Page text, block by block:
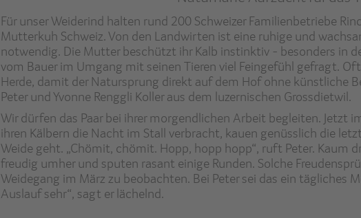
Für unser Weiderind halten rund 200 Schweizer Familienbetriebe
Mutterkuh Schweiz. Von den Landwirten ist eine ruhige und
notwendig. Die Mutter beschützt ihr Kalb instinktiv - besonders in
vom Bauer im Umgang mit seinen Tieren viel Feingefühl gefragt.
Herde, damit der Natursprung direkt auf dem Hof ohne künstliche
Peter und Yvonne Renggli Koller aus dem luzernischen Grossdietwil.
Wir dürfen das Paar bei ihrer morgendlichen Arbeit begleiten. Jetzt
ihren Kälbern die Nacht im Stall verbracht, kauen genüsslich die
Weide geht. „Chömit, chömit. Hopp, hopp hopp“, ruft Peter. Kaum
freudig umher und sputen rasant einige Runden. Solche
Weidegang im März zu beobachten. Bei Peter sei das ein tägliches
Auslauf sehr“, sagt er lächelnd.